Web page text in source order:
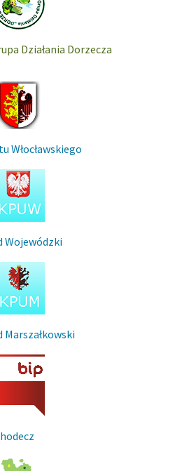
Działania Dorzecza
Włocławskiego
Wojewódzki